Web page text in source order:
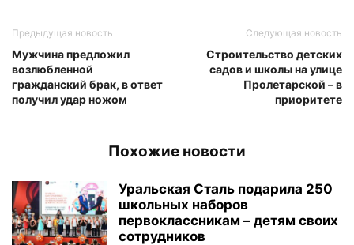
Предыдущая новость
Мужчина предложил
возлюбленной
гражданский брак, в ответ
получил удар ножом
Следующая новость
Строительство детских
садов и школы на улице
Пролетарской – в
приоритете
Похожие новости
Уральская Сталь подарила 250
школьных наборов
первоклассникам – детям своих
сотрудников